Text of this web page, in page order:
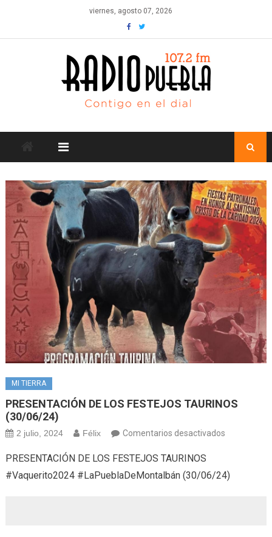
content
viernes, agosto 07, 2026
MI TIERRA
PRESENTACIÓN DE LOS FESTEJOS TAURINOS
(30/06/24)
2 julio, 2024 Félix Comentarios desactivadosen
LOS
PRESENTACIÓN DE LOS FESTEJOS TAURINOS
#Vaquerito2024 #LaPueblaDeMontalbán (30/06/24)